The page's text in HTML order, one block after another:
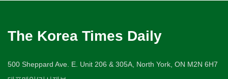
The Korea Times Daily
500 Sheppard Ave. E. Unit 206 & 305A, North York, ON M2N 6H7